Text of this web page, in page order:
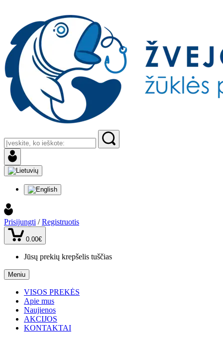
Prisijungti / Registruotis
0.00€
Jūsų prekių krepšelis tuščias
Meniu
VISOS PREKĖS
Apie mus
Naujienos
AKCIJOS
KONTAKTAI